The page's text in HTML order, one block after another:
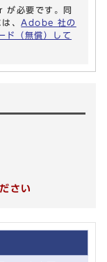
必要です。同
、 Adobe 社の
（無償）して
さい